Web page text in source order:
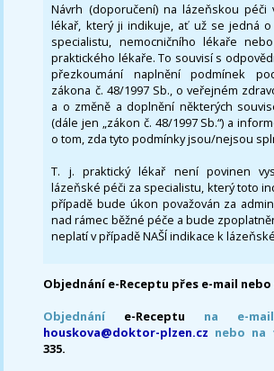
Návrh (doporučení) na lázeňskou péči
lékař, který ji indikuje, ať už se jedná o
specialistu, nemocničního lékaře
praktického lékaře. To souvisí s
přezkoumání naplnění podmínek
zákona č. 48/1997 Sb., o veřejném
a o změně a doplnění některých
(dále jen „zákon č. 48/1997 Sb.“) a
o tom, zda tyto podmínky jsou/nejsou
T. j. praktický lékař není povinen
lázeňské péči za specialistu, který toto
případě bude úkon považován za
nad rámec běžné péče a bude
neplatí v případě NAŠÍ indikace k
Objednání e-Receptu přes e-mail nebo
Objednání e-Receptu na e-
houskova@doktor-plzen.cz nebo na
335.